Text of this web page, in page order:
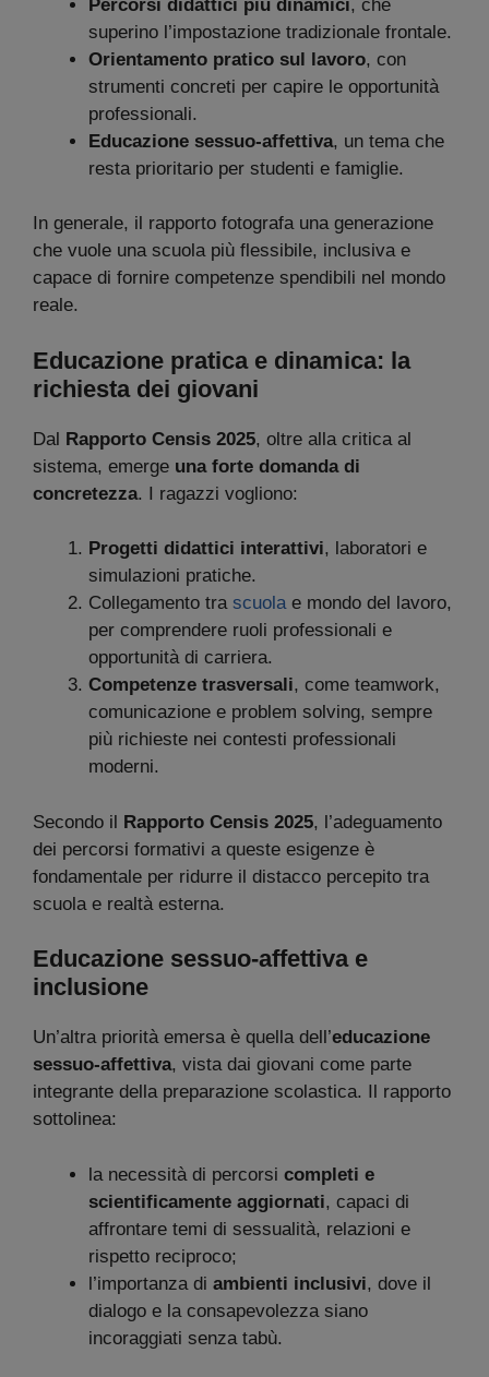
Percorsi didattici più dinamici, che
superino l’impostazione tradizionale frontale.
Orientamento pratico sul lavoro, con
strumenti concreti per capire le opportunità
professionali.
Educazione sessuo-affettiva, un tema che
resta prioritario per studenti e famiglie.
In generale, il rapporto fotografa una generazione
che vuole una scuola più flessibile, inclusiva e
capace di fornire competenze spendibili nel mondo
reale.
Educazione pratica e dinamica: la
richiesta dei giovani
Dal Rapporto Censis 2025, oltre alla critica al
sistema, emerge una forte domanda di
concretezza. I ragazzi vogliono:
Progetti didattici interattivi, laboratori e
simulazioni pratiche.
Collegamento tra scuolae mondo del lavoro,
per comprendere ruoli professionali e
opportunità di carriera.
Competenze trasversali, come teamwork,
comunicazione e problem solving, sempre
più richieste nei contesti professionali
moderni.
Secondo il Rapporto Censis 2025, l’adeguamento
dei percorsi formativi a queste esigenze è
fondamentale per ridurre il distacco percepito tra
scuola e realtà esterna.
Educazione sessuo-affettiva e
inclusione
Un’altra priorità emersa è quella dell’educazione
sessuo-affettiva, vista dai giovani come parte
integrante della preparazione scolastica. Il rapporto
sottolinea:
la necessità di percorsi completi e
scientificamente aggiornati, capaci di
affrontare temi di sessualità, relazioni e
rispetto reciproco;
l’importanza di ambienti inclusivi, dove il
dialogo e la consapevolezza siano
incoraggiati senza tabù.